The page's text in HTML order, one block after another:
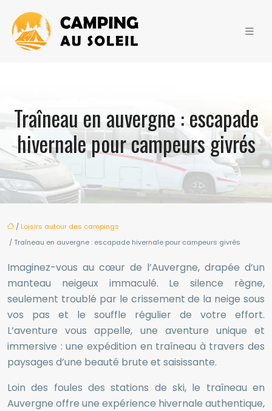
Traîneau en auvergne : escapade
hivernale pour campeurs givrés
/ Loisirs autour des campings
/ Traîneau en auvergne : escapade hivernale pour campeurs givrés
Imaginez-vous au cœur de l’Auvergne, drapée d’un
manteau neigeux immaculé. Le silence règne,
seulement troublé par le crissement de la neige sous
vos pas et le souffle régulier de votre effort.
L’aventure vous appelle, une aventure unique et
immersive : une expédition en traîneau à travers des
paysages d’une beauté brute et saisissante.
Loin des foules des stations de ski, le traîneau en
Auvergne offre une expérience hivernale authentique,